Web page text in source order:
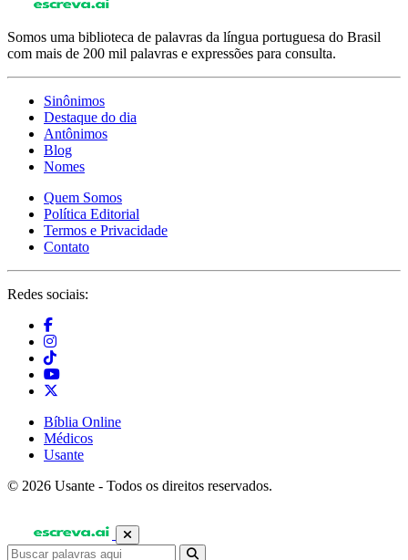
Somos uma biblioteca de palavras da língua portuguesa do Brasil
com mais de 200 mil palavras e expressões para consulta.
Sinônimos
Destaque do dia
Antônimos
Blog
Nomes
Quem Somos
Política Editorial
Termos e Privacidade
Contato
Redes sociais:
Bíblia Online
Médicos
Usante
© 2026 Usante - Todos os direitos reservados.